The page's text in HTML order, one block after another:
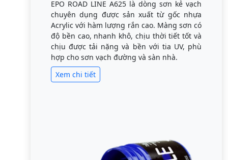
EPO ROAD LINE A625 là dòng sơn kẻ vạch
chuyên dụng được sản xuất từ gốc nhựa
Acrylic với hàm lượng rắn cao. Màng sơn có
độ bền cao, nhanh khô, chịu thời tiết tốt và
chịu được tải nặng và bền với tia UV, phù
hợp cho sơn vạch đường và sàn nhà.
Xem chi tiết